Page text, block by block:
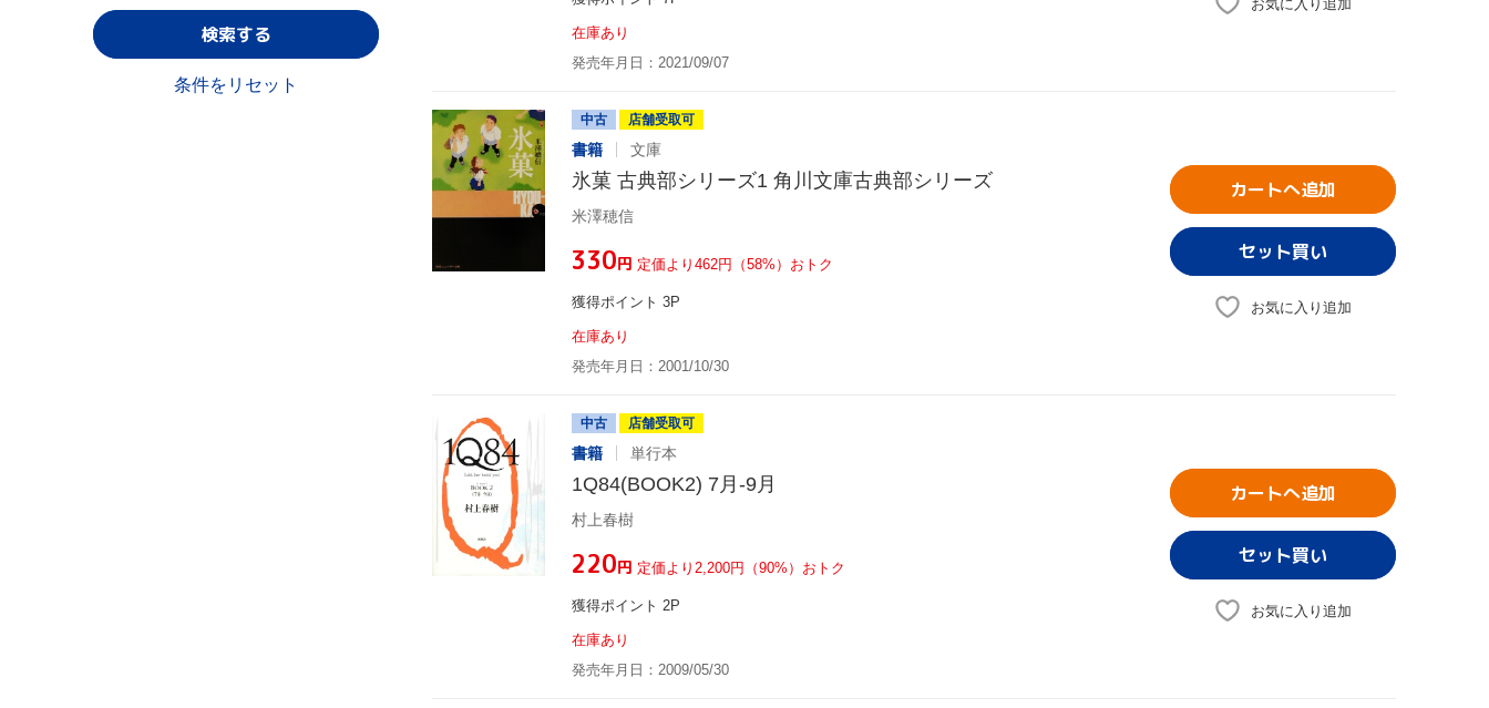
在庫あり
発売年月日：2021/09/07
お気に入り追加
中古 店舗受取可
書籍 文庫
氷菓 古典部シリーズ1 角川文庫古典部シリーズ
米澤穂信
¥330円 定価より462円（58%）おトク
獲得ポイント 3P
在庫あり
発売年月日：2001/10/30
カートへ追加
お気に入り追加
中古 店舗受取可
書籍 単行本
1Q84(BOOK2) 7月-9月
村上春樹
¥220円 定価より2,200円（90%）おトク
獲得ポイント 2P
在庫あり
発売年月日：2009/05/30
カートへ追加
お気に入り追加
検索する
条件をリセット